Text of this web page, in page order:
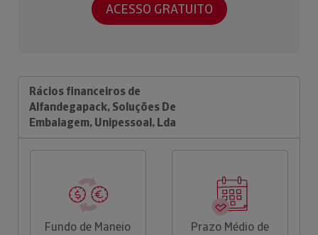
ACESSO GRATUITO
Rácios financeiros de
Alfandegapack, Soluções De
Embalagem, Unipessoal, Lda
Fundo de Maneio
Prazo Médio de